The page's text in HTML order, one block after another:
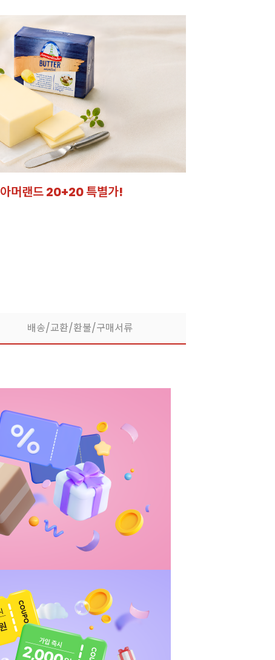
아머랜드 20+20 특별가!
배송/교환/환불/구매서류